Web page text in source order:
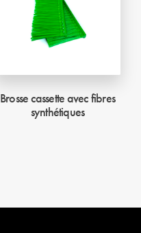
Brosse cassette avec fibres
synthétiques